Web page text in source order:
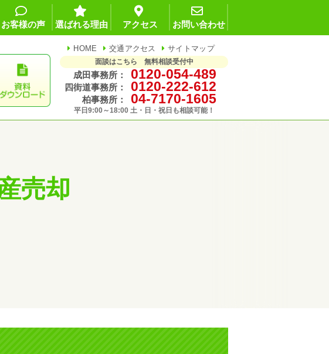
お客様の声 選ばれる理由 アクセス お問い合わせ
HOME 交通アクセス サイトマップ
面談はこちら 無料相談受付中
成田事務所： 0120-054-489
四街道事務所： 0120-222-612
柏事務所： 04-7170-1605
平日9:00～18:00 土・日・祝日も相談可能！
売却